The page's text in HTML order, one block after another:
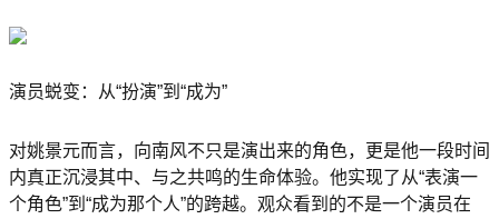
演员蜕变：从“扮演”到“成为”
对姚景元而言，向南风不只是演出来的角色，更是他一段时间
内真正沉浸其中、与之共鸣的生命体验。他实现了从“表演一
个角色”到“成为那个人”的跨越。观众看到的不是一个演员在